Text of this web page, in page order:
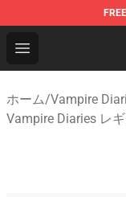
FREE
Open menu
The Vampire
ホーム/Vampire
Vampire Diaries レ